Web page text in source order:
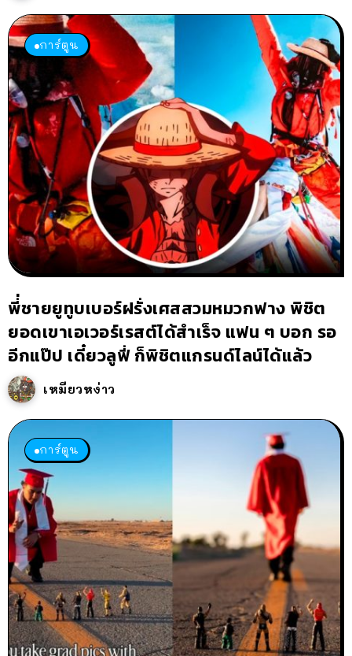
การ์ตูน
พี่่ชายยูทูบเบอร์ฝรั่งเศสสวมหมวกฟาง พิชิต
ยอดเขาเอเวอร์เรสต์ได้สำเร็จ แฟน ๆ บอก รอ
อีกแป๊ป เดี๋ยวลูฟี่ ก็พิชิตแกรนด์ไลน์ได้แล้ว
เหมียวหง่าว
การ์ตูน